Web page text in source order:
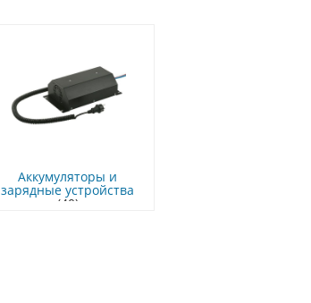
Аккумуляторы и
зарядные устройства
(40)